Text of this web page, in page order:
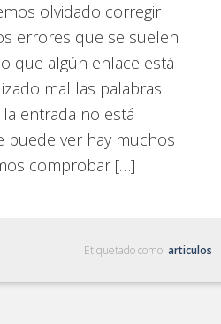
olvidado corregir
errores que se suelen
que algún enlace está
mal las palabras
entrada no está
puede ver hay muchos
comprobar […]
Etiquetado como: articulos